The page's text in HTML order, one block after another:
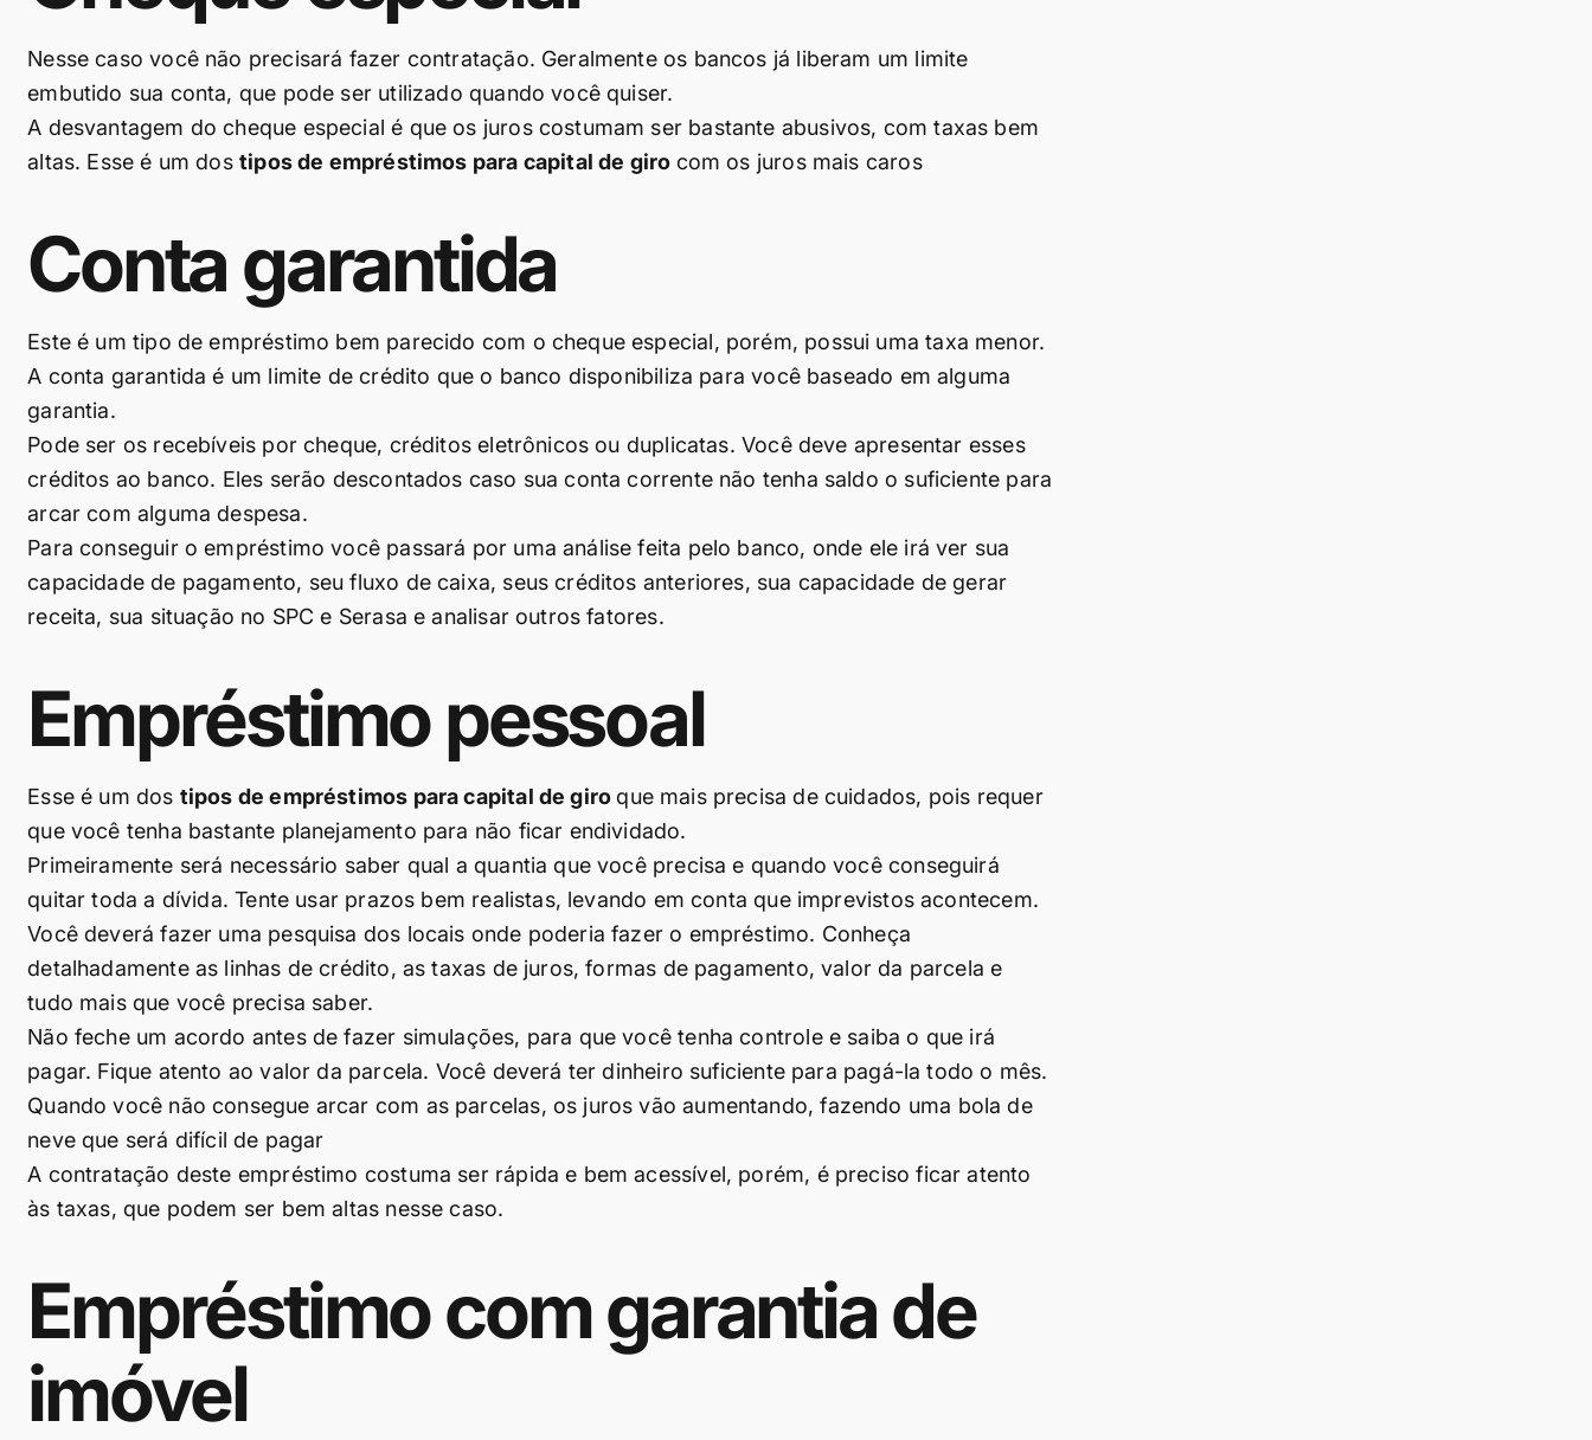
Nesse caso você não precisará fazer contratação. Geralmente os bancos já liberam um limite
embutido sua conta, que pode ser utilizado quando você quiser.
A desvantagem do cheque especial é que os juros costumam ser bastante abusivos, com taxas bem
altas. Esse é um dostipos de empréstimos para capital de giro com os juros mais caros
Conta garantida
Este é um tipo de empréstimo bem parecido com o cheque especial, porém, possui uma taxa menor.
A conta garantida é um limite de crédito que o banco disponibiliza para você baseado em alguma
garantia.
Pode ser os recebíveis por cheque, créditos eletrônicos ou duplicatas. Você deve apresentar esses
créditos ao banco. Eles serão descontados caso sua conta corrente não tenha saldo o suficiente para
arcar com alguma despesa.
Para conseguir o empréstimo você passará por uma análise feita pelo banco, onde ele irá ver sua
capacidade de pagamento, seu fluxo de caixa, seus créditos anteriores, sua capacidade de gerar
receita, sua situação no SPC e Serasa e analisar outros fatores.
Empréstimo pessoal
Esse é um dos tipos de empréstimos para capital de giroque mais precisa de cuidados, pois requer
que você tenha bastante planejamento para não ficar endividado.
Primeiramente será necessário saber qual a quantia que você precisa e quando você conseguirá
quitar toda a dívida. Tente usar prazos bem realistas, levando em conta que imprevistos acontecem.
Você deverá fazer uma pesquisa dos locais onde poderia fazer o empréstimo. Conheça
detalhadamente as linhas de crédito, as taxas de juros, formas de pagamento, valor da parcela e
tudo mais que você precisa saber.
Não feche um acordo antes de fazer simulações, para que você tenha controle e saiba o que irá
pagar. Fique atento ao valor da parcela. Você deverá ter dinheiro suficiente para pagá-la todo o mês.
Quando você não consegue arcar com as parcelas, os juros vão aumentando, fazendo uma bola de
neve que será difícil de pagar
A contratação deste empréstimo costuma ser rápida e bem acessível, porém, é preciso ficar atento
às taxas, que podem ser bem altas nesse caso.
Empréstimo com garantia de
imóvel